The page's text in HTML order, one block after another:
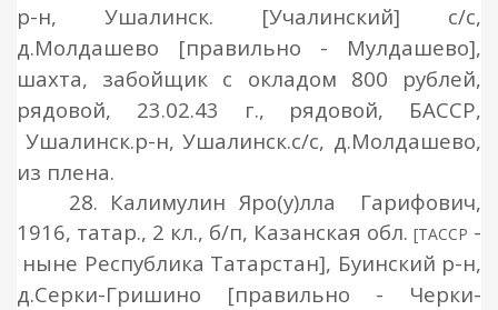
р-н, Ушалинск. [Учалинский] с/с,
д.Молдашево [правильно - Мулдашево],
шахта, забойщик с окладом 800 рублей,
рядовой, 23.02.43 г., рядовой, БАССР,
Ушалинск.р-н, Ушалинск.с/с, д.Молдашево,
из плена.
28. Калимулин Яро(у)лла Гарифович,
1916, татар., 2 кл., б/п, Казанская обл. [ТАССР -
ныне Республика Татарстан], Буинский р-н,
д.Серки-Гришино [правильно - Черки-